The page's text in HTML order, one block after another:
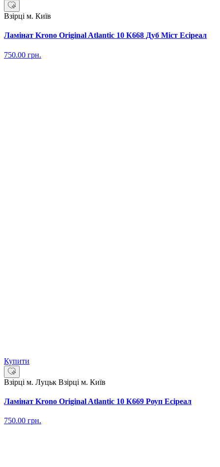
Взірці м. Київ
Ламінат Krono Original Atlantic 10 К668 Дуб Міст Есіреал
750.00 грн.
Купити
Взірці м. Луцьк Взірці м. Київ
Ламінат Krono Original Atlantic 10 К669 Роуп Есіреал
750.00 грн.